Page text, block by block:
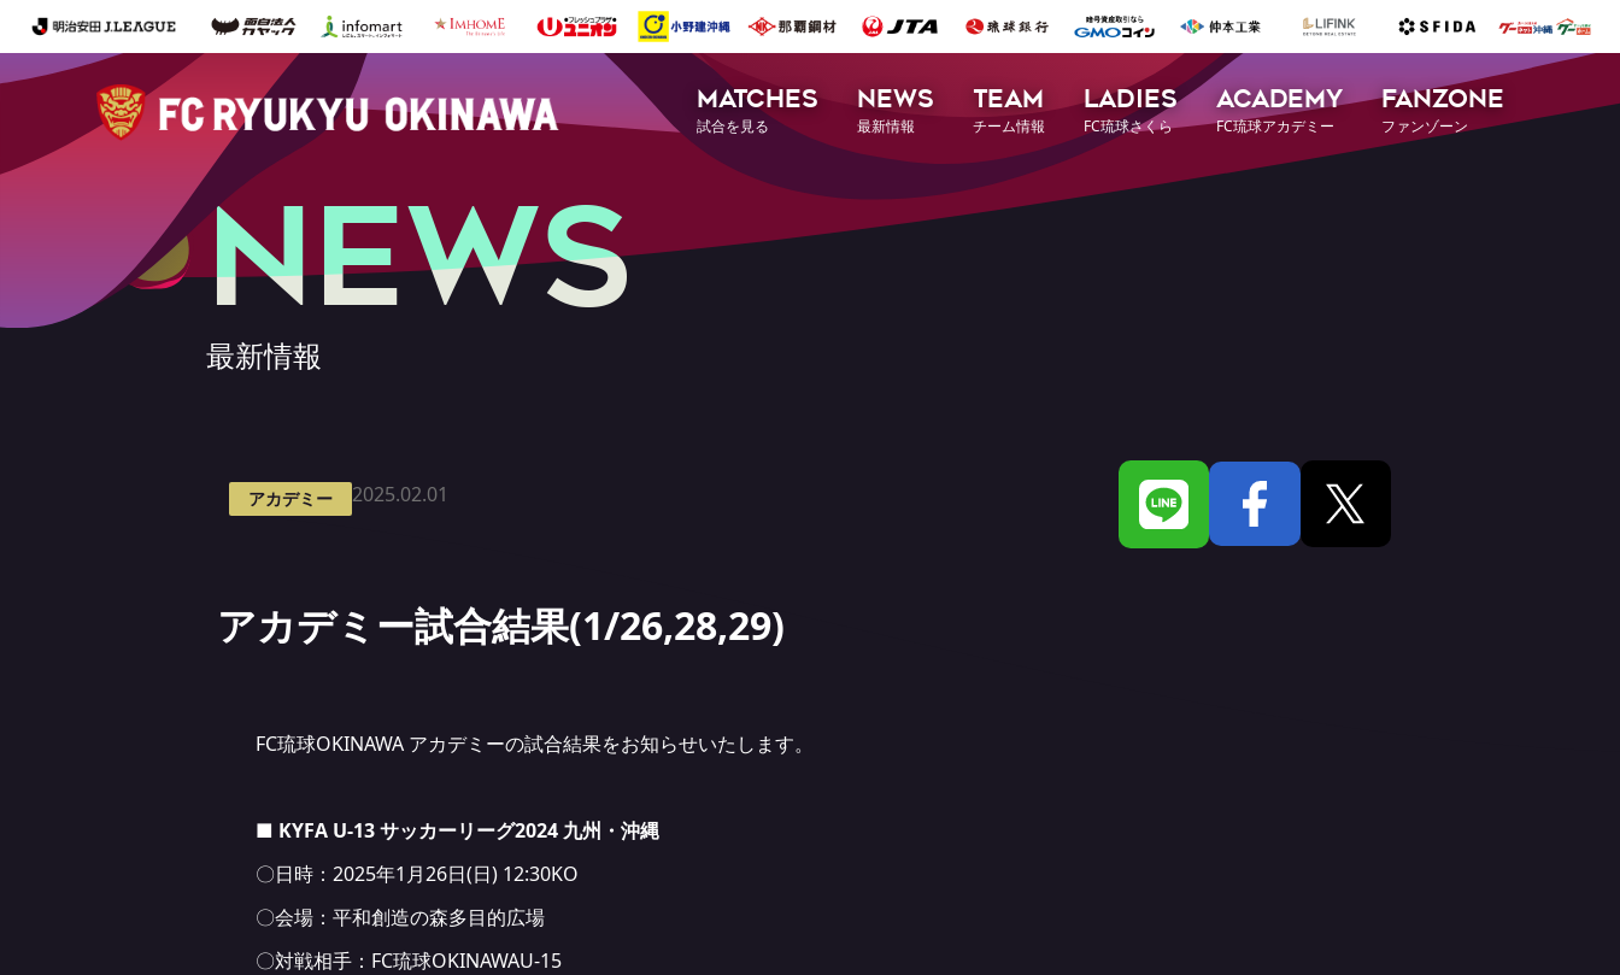
MATCHES
試合を見る
NEWS
最新情報
TEAM
チーム情報
LADIES
FC琉球さくら
ACADEMY
FC琉球アカデミー
FANZONE
ファンゾーン
NEWS
最新情報
アカデミー 2025.02.01
アカデミー試合結果(1/26,28,29)
FC琉球OKINAWA アカデミーの試合結果をお知らせいたします。
■ KYFA U-13 サッカーリーグ2024 九州・沖縄
〇日時：2025年1月26日(日) 12:30KO
〇会場：平和創造の森多目的広場
〇対戦相手：FC琉球OKINAWAU-15